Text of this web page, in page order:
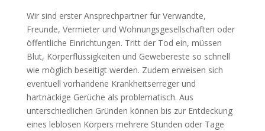
Wir sind erster Ansprechpartner für Verwandte,
Freunde, Vermieter und Wohnungsgesellschaften oder
öffentliche Einrichtungen. Tritt der Tod ein, müssen
Blut, Körperflüssigkeiten und Gewebereste so schnell
wie möglich beseitigt werden. Zudem erweisen sich
eventuell vorhandene Krankheitserreger und
hartnäckige Gerüche als problematisch. Aus
unterschiedlichen Gründen können bis zur Entdeckung
eines leblosen Körpers mehrere Stunden oder Tage